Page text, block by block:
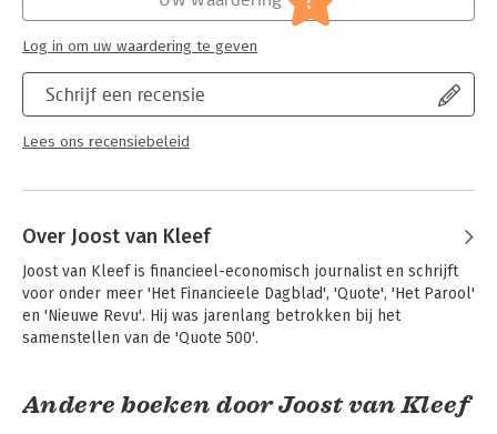
Hoofdrubriek:
Schrijf een recensie
Lees ons recensiebeleid
Log in om uw waardering te geven
Over Joost van Kleef
Joost van Kleef is financieel-economisch journalist en schrijft
voor onder meer 'Het Financieele Dagblad', 'Quote', 'Het Parool'
en 'Nieuwe Revu'. Hij was jarenlang betrokken bij het
samenstellen van de 'Quote 500'.
Andere boeken door Joost van Kleef